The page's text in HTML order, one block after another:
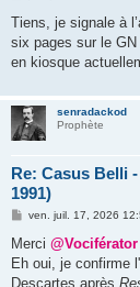
s
a
g
Tiens, je signale à
six pages sur le
en kiosque
senradackod
Prophète
Re: Casus Belli
1991)
M
s
a
g
ven. juil. 17, 2026
Merci @Vociférator
Eh oui, je confirme
Descartes après